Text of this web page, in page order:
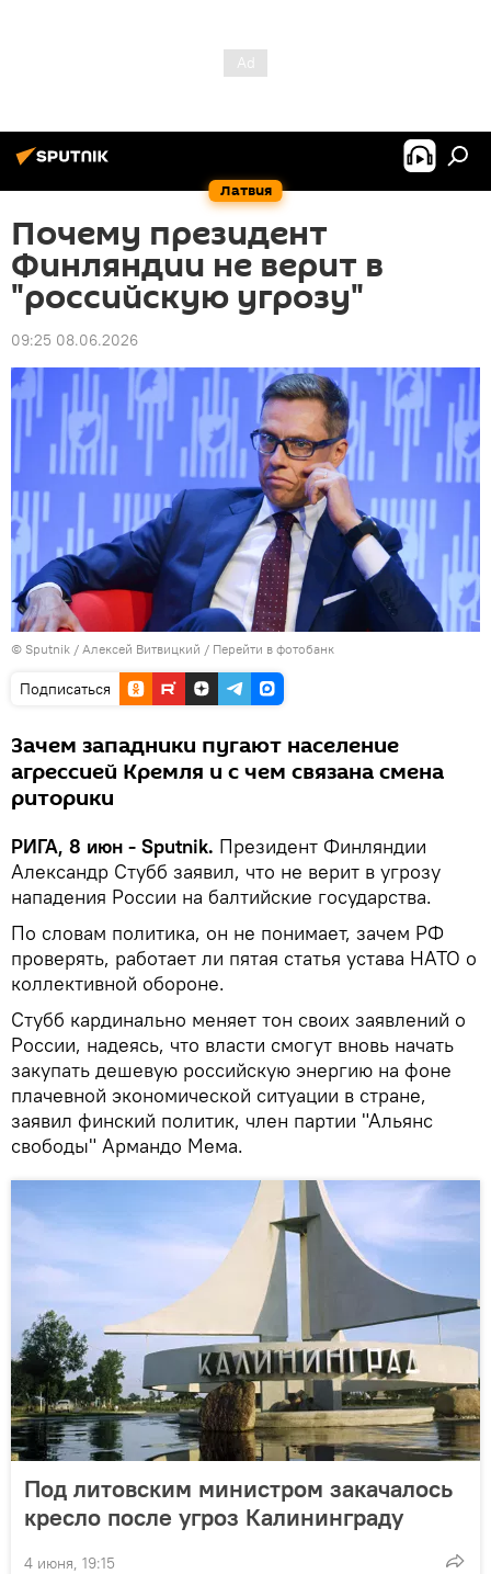
Латвия
Почему президент
Финляндии не верит в
"российскую угрозу"
09:25 08.06.2026
© Sputnik / Алексей Витвицкий / Перейти в фотобанк
Подписаться
Зачем западники пугают население
агрессией Кремля и с чем связана смена
риторики
РИГА, 8 июн - Sputnik. Президент Финляндии
Александр Стубб заявил, что не верит в угрозу
нападения России на балтийские государства.
По словам политика, он не понимает, зачем РФ
проверять, работает ли пятая статья устава НАТО о
коллективной обороне.
Стубб кардинально меняет тон своих заявлений о
России, надеясь, что власти смогут вновь начать
закупать дешевую российскую энергию на фоне
плачевной экономической ситуации в стране,
заявил финский политик, член партии "Альянс
свободы" Армандо Мема.
Под литовским министром закачалось
кресло после угроз Калининграду
4 июня, 19:15